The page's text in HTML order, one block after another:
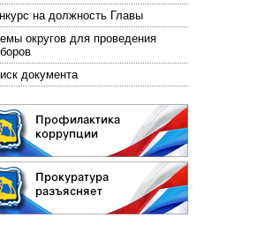
на должность Главы
округов для проведения
документа